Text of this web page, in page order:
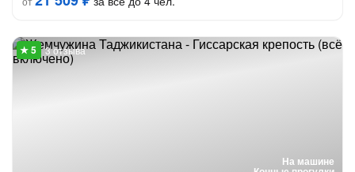
На машине
3 отзыва